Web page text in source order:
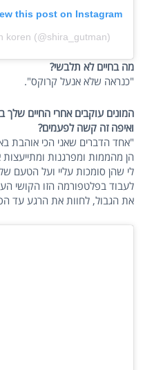
this post on Instagram
koren (@shira_gutman)
מה בחיים לא תלבשי?
"כנראה שלא אנעל קרוקס".
המונים עוקבים אחרי החיים
ואיפה זה קשה לפעמים?
"אחד הדברים שאני הכי אוהבת
הן מהממות ומפרגנות
לי שהן סומכות עליי ועל הטעם
לעבוד בפלטפורמה הזו הקושי
את הגבול, לחוות את הרגע עד